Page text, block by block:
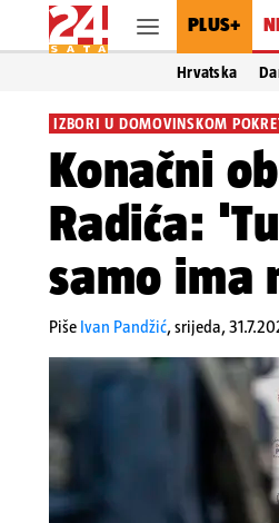
PLUS+
Hrvatska
IZBORI U DOMOVINSKOM
Konačni
Radića:
samo ima
Piše Ivan Pandžić,srijeda,